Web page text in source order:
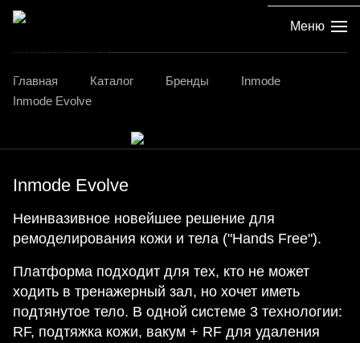
Меню
Главная Каталог Бренды
Inmode
Inmode Evolve
Inmode Evolve
Неинвазивное новейшее решение для
ремоделирования кожи и тела ("Hands Free").
Платформа подходит для тех, кто не может
ходить в тренажерный зал, но хочет иметь
подтянутое тело. В одной системе 3 технологии:
RF, подтяжка кожи, вакум + RF для удаления